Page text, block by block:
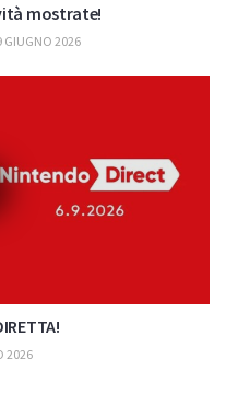
mostrate!
GIUGNO 2026
2026